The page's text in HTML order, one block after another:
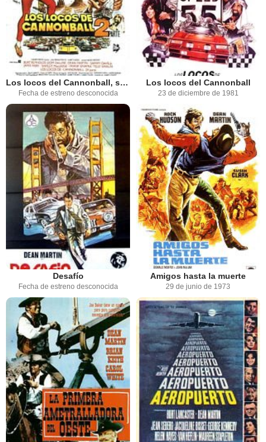
Los locos del Cannonball, segunda parte
Fecha de estreno desconocida
Los locos del Cannonball
23 de diciembre de 1981
Desafío
Fecha de estreno desconocida
Amigos hasta la muerte
29 de junio de 1973